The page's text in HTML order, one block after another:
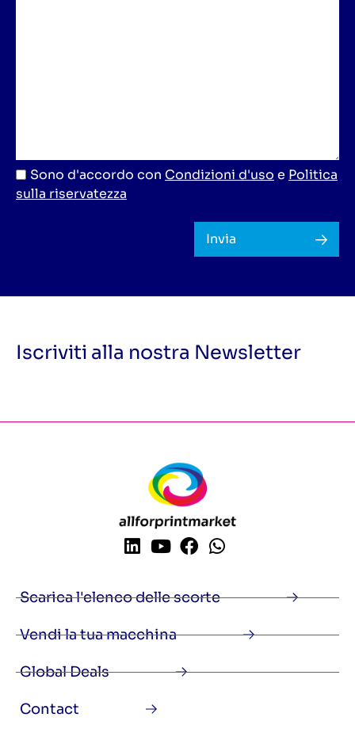
Sono d'accordo con Condizioni d'uso e Politica
sulla riservatezza
Invia
Iscriviti alla nostra Newsletter
Scarica l'elenco delle scorte
Vendi la tua macchina
Global Deals
Contact